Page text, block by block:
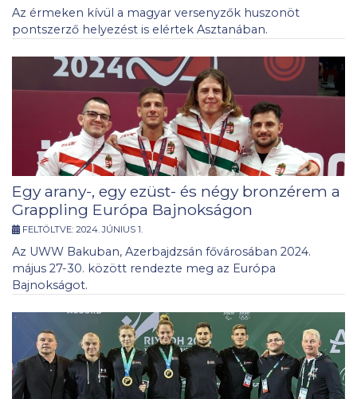
Az érmeken kívül a magyar versenyzők huszonöt
pontszerző helyezést is elértek Asztanában.
Egy arany-, egy ezüst- és négy bronzérem a
Grappling Európa Bajnokságon
FELTÖLTVE: 2024. JÚNIUS 1.
Az UWW Bakuban, Azerbajdzsán fővárosában 2024.
május 27-30. között rendezte meg az Európa
Bajnokságot.